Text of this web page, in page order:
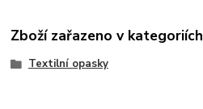
Zboží zařazeno v kategoriích
Textilní opasky